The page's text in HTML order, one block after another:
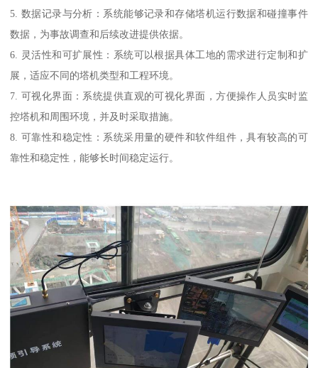
5. 数据记录与分析：系统能够记录和存储塔机运行数据和碰撞事件
数据，为事故调查和后续改进提供依据。
6. 灵活性和可扩展性：系统可以根据具体工地的需求进行定制和扩
展，适应不同的塔机类型和工程环境。
7. 可视化界面：系统提供直观的可视化界面，方便操作人员实时监
控塔机和周围环境，并及时采取措施。
8. 可靠性和稳定性：系统采用量的硬件和软件组件，具有较高的可
靠性和稳定性，能够长时间稳定运行。